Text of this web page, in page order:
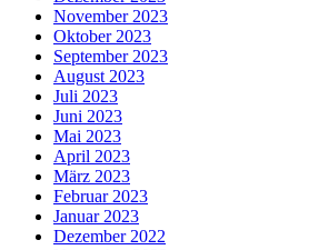
November 2023
Oktober 2023
September 2023
August 2023
Juli 2023
Juni 2023
Mai 2023
April 2023
März 2023
Februar 2023
Januar 2023
Dezember 2022